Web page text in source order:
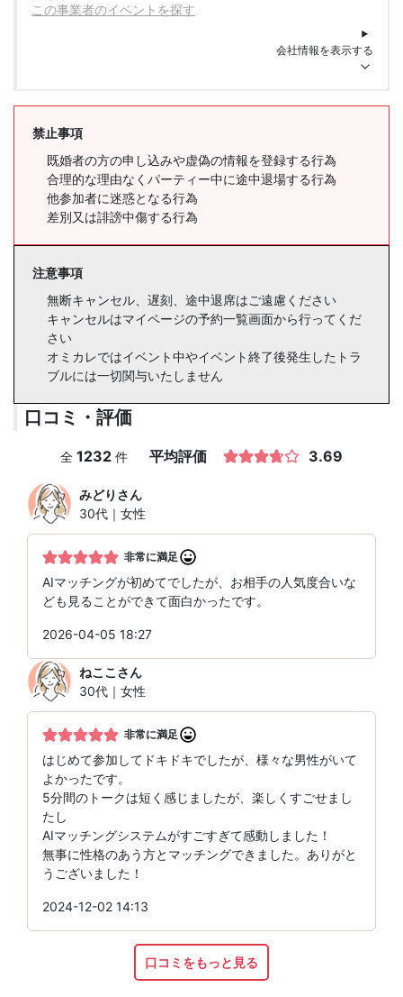
この事業者のイベントを探す
会社情報を表示する
禁止事項
既婚者の方の申し込みや虚偽の情報を登録する行為
合理的な理由なくパーティー中に途中退場する行為
他参加者に迷惑となる行為
差別又は誹謗中傷する行為
注意事項
無断キャンセル、遅刻、途中退席はご遠慮ください
キャンセルはマイページの予約一覧画面から行ってくだ
さい
オミカレではイベント中やイベント終了後発生したトラ
ブルには一切関与いたしません
口コミ・評価
全 1232 件 平均評価 3.69
みどり さん
30代｜女性
非常に満足
AIマッチングが初めてでしたが、お相手の人気度合いな
ども見ることができて面白かったです。
2026-04-05 18:27
ねここ さん
30代｜女性
非常に満足
はじめて参加してドキドキでしたが、様々な男性がいて
よかったです。
5分間のトークは短く感じましたが、楽しくすごせまし
たし
AIマッチングシステムがすごすぎて感動しました！
無事に性格のあう方とマッチングできました。ありがと
うございました！
2024-12-02 14:13
口コミをもっと見る